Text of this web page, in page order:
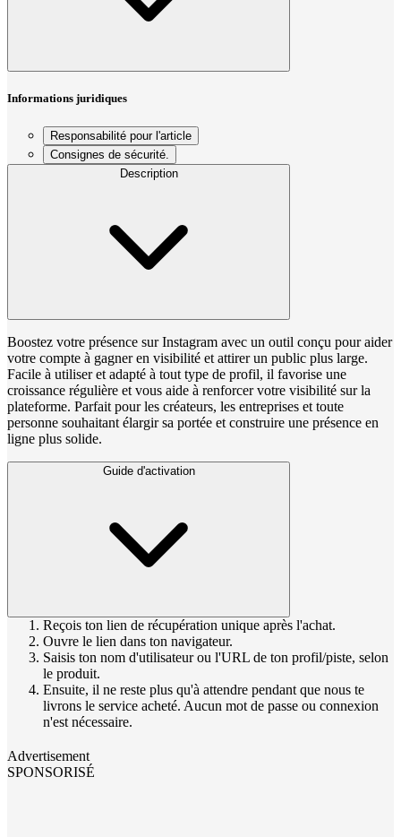
Informations juridiques
Responsabilité pour l'article
Consignes de sécurité.
Description
Boostez votre présence sur Instagram avec un outil conçu pour aider
votre compte à gagner en visibilité et attirer un public plus large.
Facile à utiliser et adapté à tout type de profil, il favorise une
croissance régulière et vous aide à renforcer votre visibilité sur la
plateforme. Parfait pour les créateurs, les entreprises et toute
personne souhaitant élargir sa portée et construire une présence en
ligne plus solide.
Guide d'activation
Reçois ton lien de récupération unique après l'achat.
Ouvre le lien dans ton navigateur.
Saisis ton nom d'utilisateur ou l'URL de ton profil/piste, selon
le produit.
Ensuite, il ne reste plus qu'à attendre pendant que nous te
livrons le service acheté. Aucun mot de passe ou connexion
n'est nécessaire.
Advertisement
SPONSORISÉ